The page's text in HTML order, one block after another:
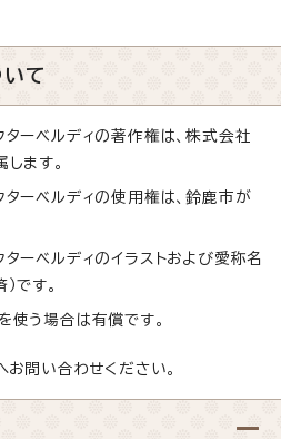
て
ターベルディの著作権は、株式会社
ます。
ターベルディの使用権は、鈴鹿市が
ーベルディのイラストおよび愛称名
です。
使う場合は有償です。
問い合わせください。